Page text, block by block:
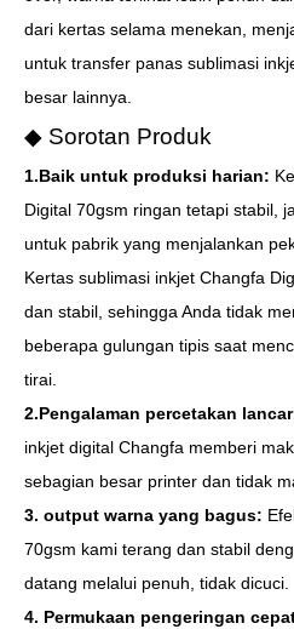
dari kertas selama menekan,
untuk transfer panas sublimasi
besar lainnya.
◆ Sorotan Produk
1.Baik untuk produksi harian:
Digital 70gsm ringan tetapi stabil,
untuk pabrik yang menjalankan
Kertas sublimasi inkjet Changfa
dan stabil, sehingga Anda tidak
beberapa gulungan tipis saat
tirai.
2.Pengalaman percetakan
inkjet digital Changfa memberi
sebagian besar printer dan tidak
3. output warna yang bagus:
70gsm kami terang dan stabil
datang melalui penuh, tidak dicuci.
4. Permukaan pengeringan